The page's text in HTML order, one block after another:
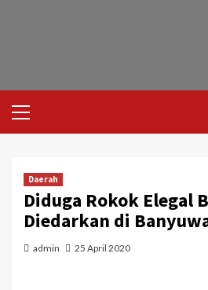
Daerah
Diduga Rokok Elegal
Diedarkan di
admin 25 April 2020